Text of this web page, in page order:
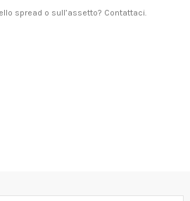
spread o sull’assetto? Contattaci.